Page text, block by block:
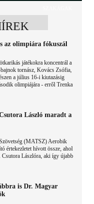
az olimpiára fókuszál
játékokra koncentrál a
tornász, Kovács Zsófia,
a július 16-i kiutazásig
olimpiájára - erről Trenka
László maradt a
(MATSZ) Aerobik
értekezletet hívott össze, ahol
Lászlóra, aki így újabb
is Dr. Magyar